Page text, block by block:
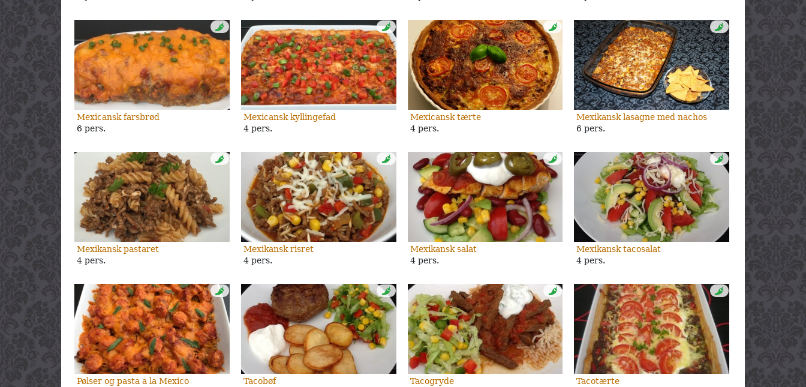
Mexicansk farsbrød
6 pers.
Mexicansk kyllingefad
4 pers.
Mexicansk tærte
4 pers.
Mexikansk lasagne med nachos
6 pers.
Mexikansk pastaret
4 pers.
Mexikansk risret
4 pers.
Mexikansk salat
4 pers.
Mexikansk tacosalat
4 pers.
Pølser og pasta a la Mexico
Tacobøf
Tacogryde
Tacotærte